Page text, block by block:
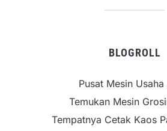
BLOGROLL
Pusat Mesin Usaha
Temukan Mesin
Tempatnya Cetak Kaos